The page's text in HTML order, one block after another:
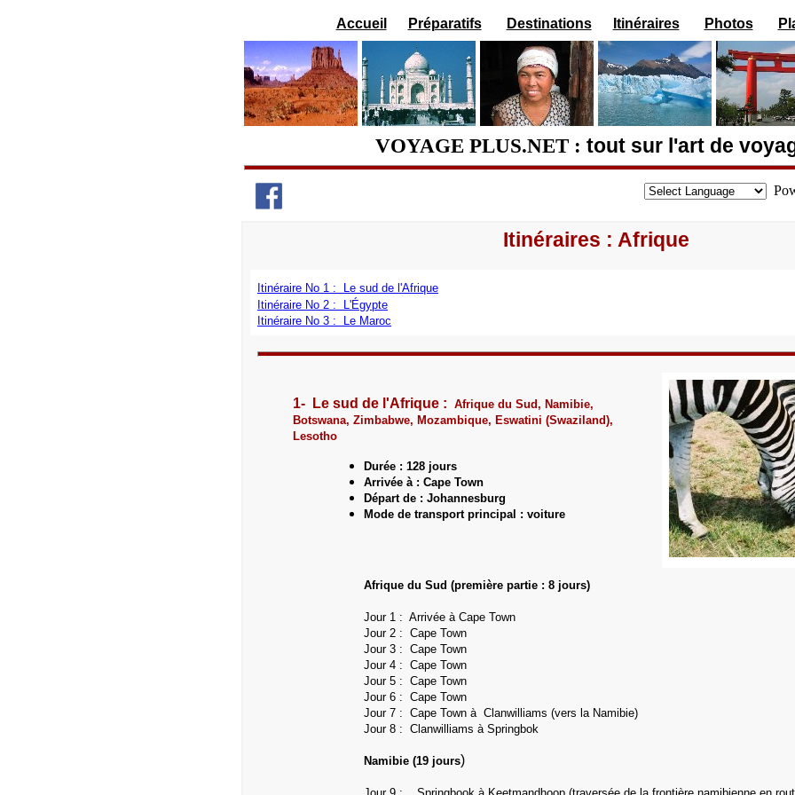
Accueil Préparatifs Destinations Itinéraires Photos
VOYAGE PLUS.NET : tout sur l'art de
Itinéraires : Afrique
Itinéraire No 1 : Le sud de l'Afrique
Itinéraire No 2 : L'Égypte
Itinéraire No 3 : Le Maroc
1- Le sud de l'Afrique : Afrique du Sud, Namibie,
Botswana, Zimbabwe, Mozambique, Eswatini (Swaziland),
Lesotho
Durée : 128 jours
Arrivée à : Cape Town
Départ de : Johannesburg
Mode de transport principal : voiture
Afrique du Sud (première partie : 8 jours)
Jour 1 : Arrivée à Cape Town
Jour 2 : Cape Town
Jour 3 : Cape Town
Jour 4 : Cape Town
Jour 5 : Cape Town
Jour 6 : Cape Town
Jour 7 : Cape Town à Clanwilliams (vers la Namibie)
Jour 8 : Clanwilliams à Springbok
Namibie (19 jours)